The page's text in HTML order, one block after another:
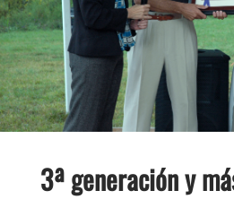
3ª generación y